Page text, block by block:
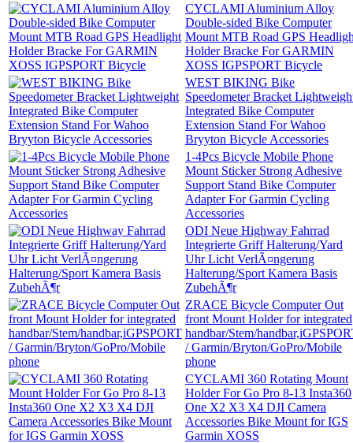
CYCLAMI Aluminium Alloy
Double-sided Bike Computer
Mount MTB Road GPS
Holder Bracke For GARMIN
XOSS IGPSPORT Bicycle
WEST BIKING Bike
Speedometer Bracket
Integrated Bike Computer
Extension Stand For Wahoo
Bryyton Bicycle Accessories
1-4Pcs Bicycle Mobile Phone
Mount Sticker Strong Adhesive
Support Stand Bike Computer
Adapter For Garmin Cycling
Accessories
ODI Neue Highway Fahrrad
Integrierte Griff Halterung/Yard
Uhr Licht VerlÃ¤ngerung
Halterung/Sport Kamera Basis
ZubehÃ¶r
ZRACE Bicycle Computer Out
front Mount Holder for integrated
handbar/Stem/
/ Garmin/Bryton/GoPro/Mobile
phone
CYCLAMI 360 Rotating Mount
Holder For Go Pro 8-13 Insta360
One X2 X3 X4 DJI Camera
Accessories Bike Mount for IGS
Garmin XOSS